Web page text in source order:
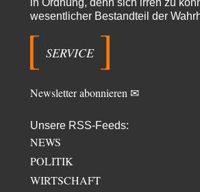
Patient 0vor 23 Stunden zu:
Helmut Schelsky – Der Mann, der den
> Eine schwammige Kritik, die nicht an der
fehlerhaft oder unvollständig…
Conrad
vor 1 Tag zu:
Entkernen, Umfunktionieren und (feindlich)
Die NATO-Manöver gibt es noch. Mehr, als, zuvor,
Urteil des Bundesverwaltungsgerichts zur
Geheimhaltung
erschafft bessere Feinde als…
in Ordnung, denn sich irren zu
wesentlicher Bestandteil der
SERVICE
Newsletter abonnieren ✉
Unsere RSS-Feeds:
NEWS
POLITIK
WIRTSCHAFT